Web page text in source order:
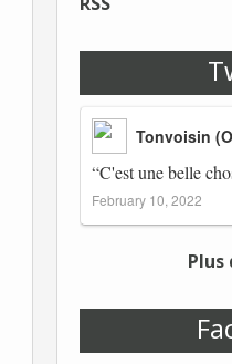
Tonvoisin
February 10, 2022